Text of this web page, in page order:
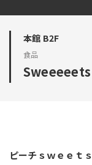
本館 B2F
食品
Sweeeeets
ピーチｓｗｅｅｔ